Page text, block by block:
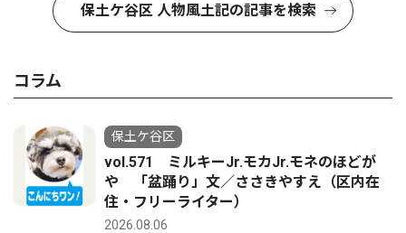
保土ケ谷区 人物風土記の記事を検索
コラム
保土ケ谷区
vol.571 ミルキーJr.モカJr.モネのほどが
や 「盆踊り」文／ささきやすえ（区内在
住・フリーライター）
2026.08.06